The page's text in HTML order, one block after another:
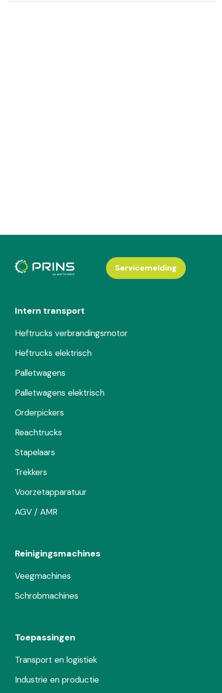
Intern transport
Heftrucks verbrandingsmotor
Heftrucks elektrisch
Palletwagens
Palletwagens elektrisch
Orderpickers
Reachtrucks
Stapelaars
Trekkers
Voorzetapparatuur
AGV / AMR
Reinigingsmachines
Veegmachines
Schrobmachines
Toepassingen
Transport en logistiek
Industrie en productie
Servicemelding